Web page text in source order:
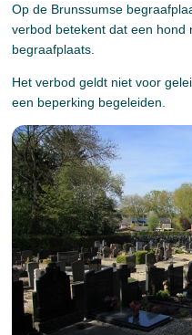
Op de Brunssumse
verbod betekent dat een hond
begraafplaats.
Het verbod geldt niet voor
een beperking begeleiden.